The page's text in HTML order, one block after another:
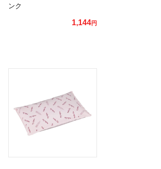
ンク
1,144円